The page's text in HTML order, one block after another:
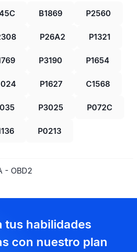
B1869 P2560
P26A2 P1321
P3190 P1654
P1627 C1568
P3025 P072C
P0213
- OBD2
tus habilidades
con nuestro plan